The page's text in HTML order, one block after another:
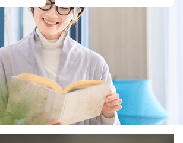
に通知し、又は公表することによって
の生命、身体、財産その他の権利利益を
ある場合
に通知し、又は公表することによって
利又は正当な利益を害するおそれがある
方公共団体が法令の定める事務を遂行
て協力する必要がある場合であって、利
通知し、又は公表することによって当該
障を及ぼすおそれがあるとき
情報の利用目的が明らかな場合